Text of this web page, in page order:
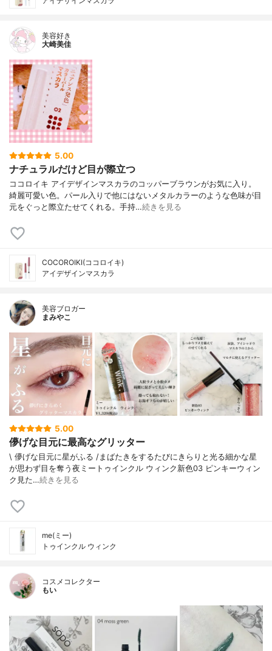
美容好き
大崎美佳
5.00
ナチュラルだけど目が際立つ
ココロイキ アイデザインマスカラのコッパーブラウンがお気に入り。
綺麗可愛い色。パール入りで他にはないメタルカラーのような色味が目
元をぐっと際立たせてくれる。手持…続きを見る
COCOROIKI(ココロイキ)
アイデザインマスカラ
美容ブロガー
まみやこ
5.00
儚げな目元に最高なグリッター
\ 儚げな目元に星がふる /⁡⁡まばたきをするたびにきらりと光る細かな星
が思わず目を奪う夜⁡⁡⁡ミートゥインクル ウィンク新色03 ピンキーウィン
ク⁡⁡⁡⁡見た…続きを見る
me(ミー)
トゥインクル ウィンク
コスメコレクター
もい